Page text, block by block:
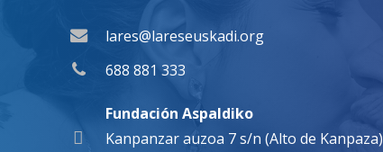
lares@lareseuskadi.org
688 881 333
Fundación Aspaldiko
Kanpanzar auzoa 7 s/n (Alto de Kanpaza)